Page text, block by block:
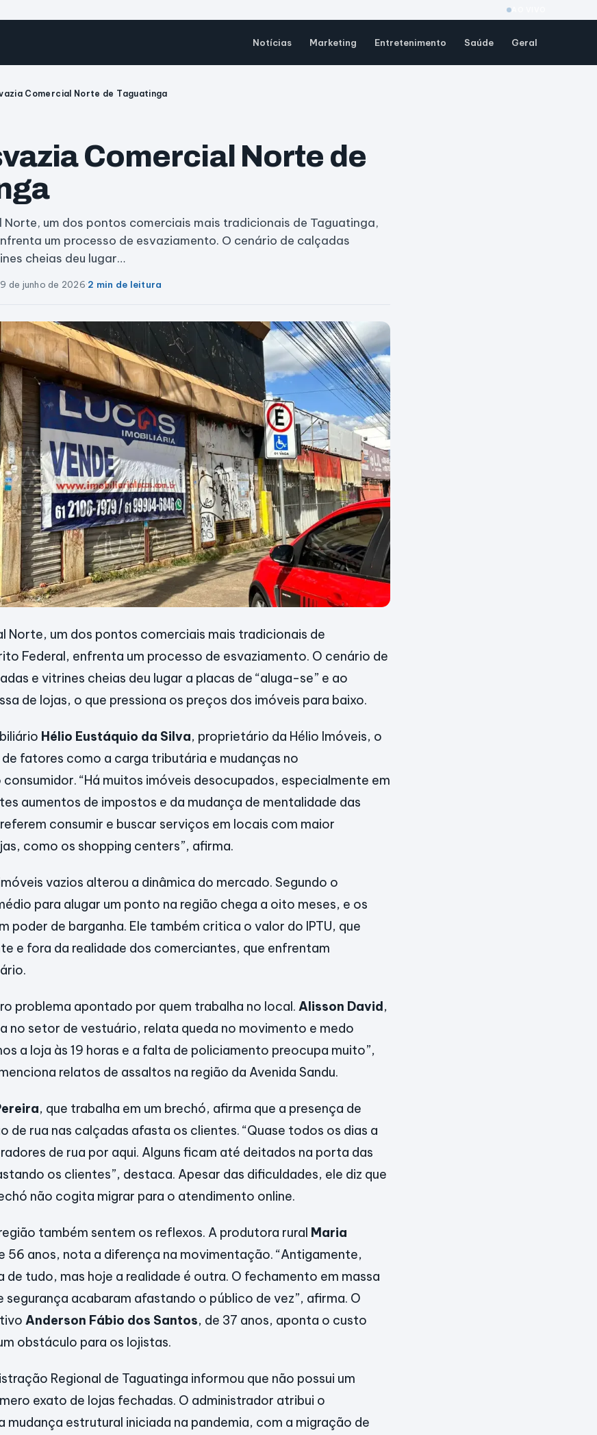
Notícias Marketing Entretenimento Saúde Geral
Comercial Norte de Taguatinga
Comercial Norte de
Norte, um dos pontos comerciais mais tradicionais de Taguatinga,
um processo de esvaziamento. O cenário de calçadas
cheias deu lugar…
de junho de 2026·2 min de leitura
Norte, um dos pontos comerciais mais tradicionais de
Federal, enfrenta um processo de esvaziamento. O cenário de
e vitrines cheias deu lugar a placas de “aluga-se” e ao
de lojas, o que pressiona os preços dos imóveis para baixo.
Hélio Eustáquio da Silva, proprietário da Hélio Imóveis, o
fatores como a carga tributária e mudanças no
“Há muitos imóveis desocupados, especialmente em
aumentos de impostos e da mudança de mentalidade das
consumir e buscar serviços em locais com maior
como os shopping centers”, afirma.
vazios alterou a dinâmica do mercado. Segundo o
para alugar um ponto na região chega a oito meses, e os
poder de barganha. Ele também critica o valor do IPTU, que
e fora da realidade dos comerciantes, que enfrentam
problema apontado por quem trabalha no local. Alisson David,
no setor de vestuário, relata queda no movimento e medo
a loja às 19 horas e a falta de policiamento preocupa muito”,
relatos de assaltos na região da Avenida Sandu.
, que trabalha em um brechó, afirma que a presença de
de rua nas calçadas afasta os clientes. “Quase todos os dias a
de rua por aqui. Alguns ficam até deitados na porta das
os clientes”, destaca. Apesar das dificuldades, ele diz que
não cogita migrar para o atendimento online.
também sentem os reflexos. A produtora rural Maria
56 anos, nota a diferença na movimentação. “Antigamente,
de tudo, mas hoje a realidade é outra. O fechamento em massa
segurança acabaram afastando o público de vez”, afirma. O
Anderson Fábio dos Santos, de 37 anos, aponta o custo
obstáculo para os lojistas.
Regional de Taguatinga informou que não possui um
exato de lojas fechadas. O administrador atribui o
mudança estrutural iniciada na pandemia, com a migração de